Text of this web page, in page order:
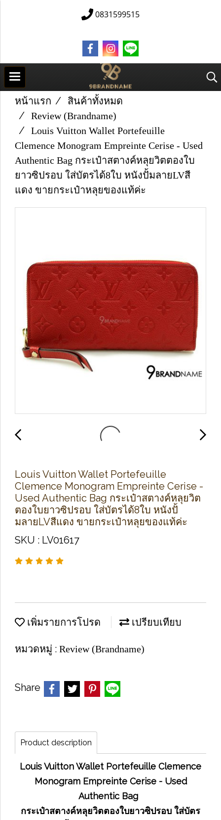
0831599515
หน้าแรก
สินค้าทั้งหมด
Review (Brandname)
Louis Vuitton Wallet Portefeuille
Clemence Monogram Empreinte Cerise - Used
Authentic Bag กระเป๋าสตางค์หลุยวิตตองใบ
ยาวซิปรอบ ใส่บัตรได้8ใบ หนังปั้มลายLVสี
แดง ขายกระเป๋าหลุยของแท้ค่ะ
Louis Vuitton Wallet Portefeuille
Clemence Monogram Empreinte Cerise -
Used Authentic Bag กระเป๋าสตางค์หลุยวิต
ตองใบยาวซิปรอบ ใส่บัตรได้8ใบ หนังปั้
มลายLVสีแดง ขายกระเป๋าหลุยของแท้ค่ะ
SKU : LV01617
เพิ่มรายการโปรด เปรียบเทียบ
หมวดหมู่ : Review (Brandname)
Share
Product description
Louis Vuitton Wallet Portefeuille Clemence
Monogram Empreinte Cerise - Used
Authentic Bag
กระเป๋าสตางค์หลุยวิตตองใบยาวซิปรอบ ใส่บัตร